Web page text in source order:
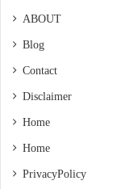
ABOUT
Blog
Contact
Disclaimer
Home
Home
Privacy Policy